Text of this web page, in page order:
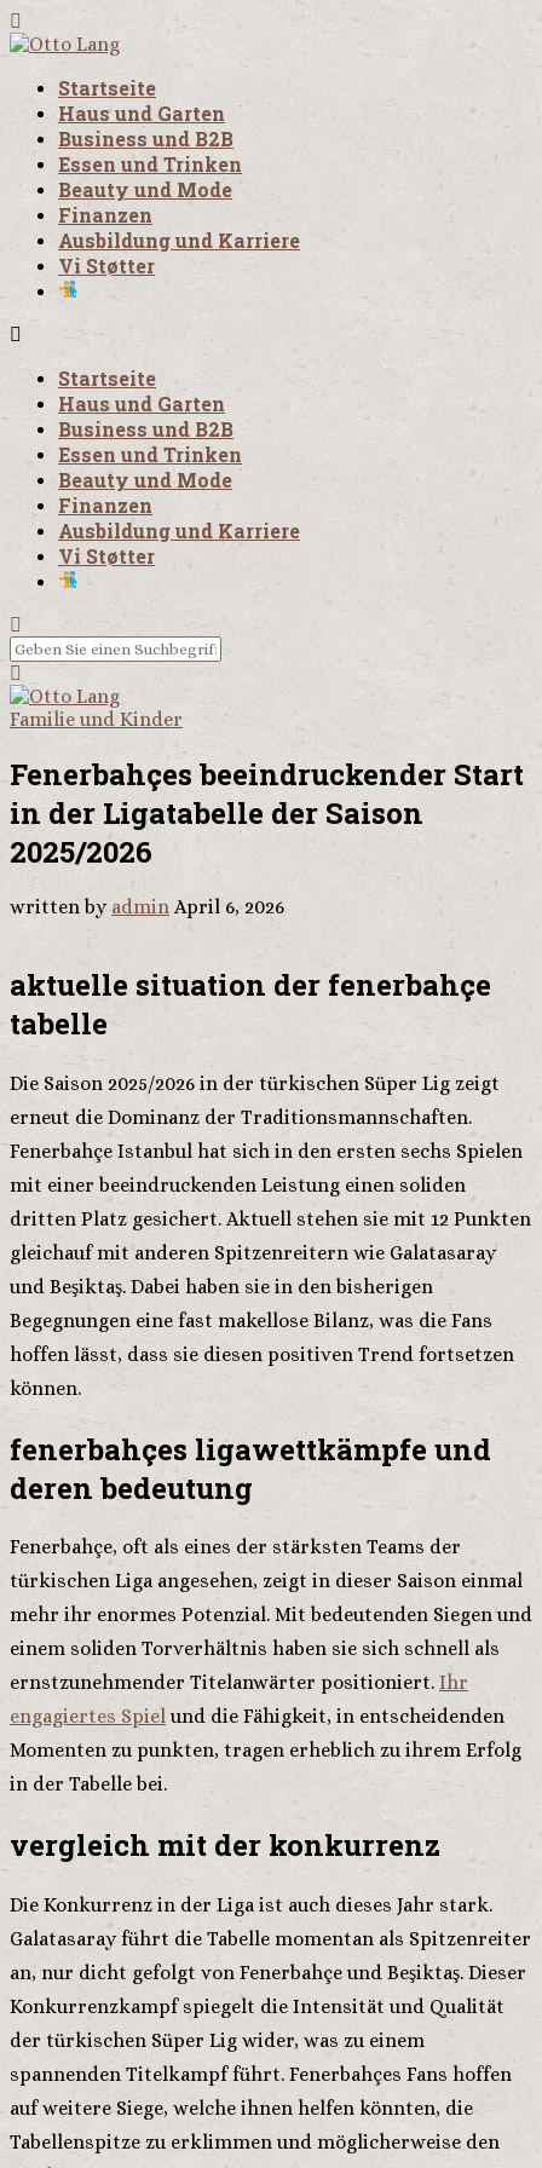
Startseite
Haus und Garten
Business und B2B
Essen und Trinken
Beauty und Mode
Finanzen
Ausbildung und Karriere
Vi Støtter
Startseite
Haus und Garten
Business und B2B
Essen und Trinken
Beauty und Mode
Finanzen
Ausbildung und Karriere
Vi Støtter
Familie und Kinder
Fenerbahçes beeindruckender Start
in der Ligatabelle der Saison
2025/2026
written by admin April 6, 2026
aktuelle situation der fenerbahçe
tabelle
Die Saison 2025/2026 in der türkischen Süper Lig zeigt
erneut die Dominanz der Traditionsmannschaften.
Fenerbahçe Istanbul hat sich in den ersten sechs Spielen
mit einer beeindruckenden Leistung einen soliden
dritten Platz gesichert. Aktuell stehen sie mit 12 Punkten
gleichauf mit anderen Spitzenreitern wie Galatasaray
und Beşiktaş. Dabei haben sie in den bisherigen
Begegnungen eine fast makellose Bilanz, was die Fans
hoffen lässt, dass sie diesen positiven Trend fortsetzen
können.
fenerbahçes ligawettkämpfe und
deren bedeutung
Fenerbahçe, oft als eines der stärksten Teams der
türkischen Liga angesehen, zeigt in dieser Saison einmal
mehr ihr enormes Potenzial. Mit bedeutenden Siegen und
einem soliden Torverhältnis haben sie sich schnell als
ernstzunehmender Titelanwärter positioniert. Ihr
engagiertes Spielund die Fähigkeit, in entscheidenden
Momenten zu punkten, tragen erheblich zu ihrem Erfolg
in der Tabelle bei.
vergleich mit der konkurrenz
Die Konkurrenz in der Liga ist auch dieses Jahr stark.
Galatasaray führt die Tabelle momentan als Spitzenreiter
an, nur dicht gefolgt von Fenerbahçe und Beşiktaş. Dieser
Konkurrenzkampf spiegelt die Intensität und Qualität
der türkischen Süper Lig wider, was zu einem
spannenden Titelkampf führt. Fenerbahçes Fans hoffen
auf weitere Siege, welche ihnen helfen könnten, die
Tabellenspitze zu erklimmen und möglicherweise den